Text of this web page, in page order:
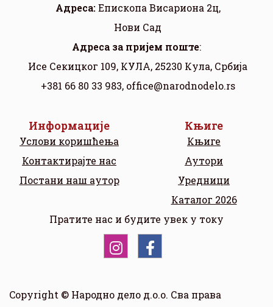
Адреса:Eпископа Висариона 2ц,
Нови Сад
Aдреса за пријем поште:
Исе Секицког 109, КУЛА, 25230 Кула, Србија
+381 66 80 33 983, office@narodnodelo.rs
Информације
Услови коришћења
Контактирајте нас
Постани наш аутор
Књиге
Књиге
Аутори
Уредници
Каталог 2026
Пратите нас и будите увек у току
Copyright © Народно дело д.о.о. Сва права